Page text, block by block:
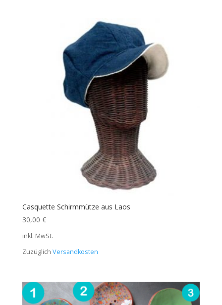
Casquette Schirmmütze aus Laos
30,00 €
inkl. MwSt.
Zuzüglich Versandkosten